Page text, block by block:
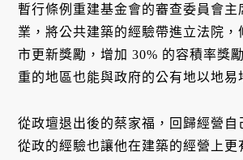
暫行條例重建基金會的審查委員會主
業，將公共建築的經驗帶進立法院，
市更新獎勵，增加 30% 的容積率獎
重的地區也能與政府的公有地以地易
從政壇退出後的蔡家福，回歸經營自
從政的經驗也讓他在建築的經營上更